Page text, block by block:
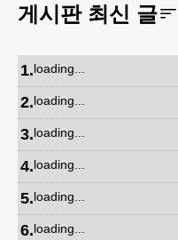
게시판 최신 글
1.loading...
2.loading...
3.loading...
4.loading...
5.loading...
6.loading...